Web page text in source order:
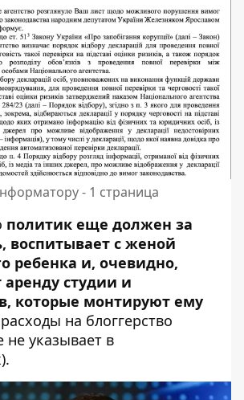
- 1 страница
политик еще должен за
воспитывает с женой
ребенка и, очевидно,
студии и
которые монтируют ему
на блоггерство
не указывает в